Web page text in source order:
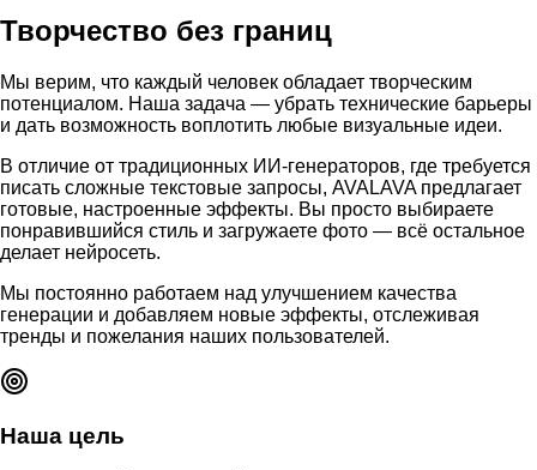
Творчество без границ
Мы верим, что каждый человек обладает творческим
потенциалом. Наша задача — убрать технические барьеры
и дать возможность воплотить любые визуальные идеи.
В отличие от традиционных ИИ-генераторов, где требуется
писать сложные текстовые запросы, AVALAVA предлагает
готовые, настроенные эффекты. Вы просто выбираете
понравившийся стиль и загружаете фото — всё остальное
делает нейросеть.
Мы постоянно работаем над улучшением качества
генерации и добавляем новые эффекты, отслеживая
тренды и пожелания наших пользователей.
Наша цель